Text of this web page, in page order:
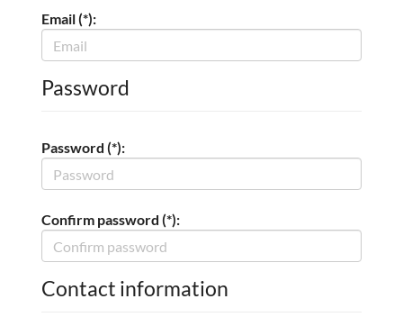
Email (*):
Password
Password (*):
Confirm password (*):
Contact information